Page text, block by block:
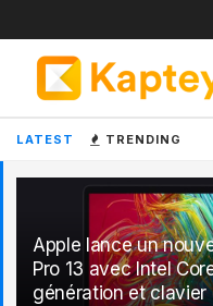
LATEST TRENDING
Apple lance un
Pro 13 avec Intel
génération et clavier